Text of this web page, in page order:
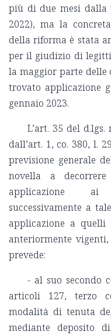
più di due mesi dalla
2022), ma la
della riforma è stata
per il giudizio di
la maggior parte delle
trovato applicazione
gennaio 2023.
L’art. 35 del
dall’art. 1, co. 380, l.
previsione generale
novella a
applicazione ai
successivamente a
applicazione a quelli
anteriormente
prevede:
- al suo secondo
articoli 127, terzo
modalità di tenuta
mediante deposito